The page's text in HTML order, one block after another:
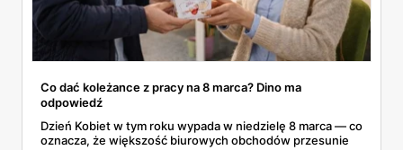
Co dać koleżance z pracy na 8 marca? Dino ma
odpowiedź
Dzień Kobiet w tym roku wypada w niedzielę 8 marca — co
oznacza, że większość biurowych obchodów przesunie